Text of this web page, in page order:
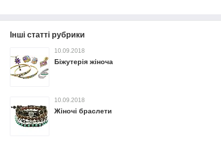
Інші статті рубрики
10.09.2018
Біжутерія жіноча
10.09.2018
Жіночі браслети